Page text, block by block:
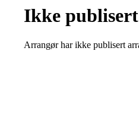
Ikke publisert
Arrangør har ikke publisert